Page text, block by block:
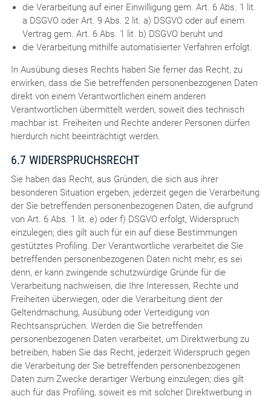
die Verarbeitung auf einer Einwilligung gem. Art. 6 Abs. 1 lit.
a DSGVO oder Art. 9 Abs. 2 lit. a) DSGVO oder auf einem
Vertrag gem. Art. 6 Abs. 1 lit. b) DSGVO beruht und
die Verarbeitung mithilfe automatisierter Verfahren erfolgt.
In Ausübung dieses Rechts haben Sie ferner das Recht, zu
erwirken, dass die Sie betreffenden personenbezogenen Daten
direkt von einem Verantwortlichen einem anderen
Verantwortlichen übermittelt werden, soweit dies technisch
machbar ist. Freiheiten und Rechte anderer Personen dürfen
hierdurch nicht beeinträchtigt werden.
6.7 WIDERSPRUCHSRECHT
Sie haben das Recht, aus Gründen, die sich aus ihrer
besonderen Situation ergeben, jederzeit gegen die Verarbeitung
der Sie betreffenden personenbezogenen Daten, die aufgrund
von Art. 6 Abs. 1 lit. e) oder f) DSGVO erfolgt, Widerspruch
einzulegen; dies gilt auch für ein auf diese Bestimmungen
gestütztes Profiling. Der Verantwortliche verarbeitet die Sie
betreffenden personenbezogenen Daten nicht mehr, es sei
denn, er kann zwingende schutzwürdige Gründe für die
Verarbeitung nachweisen, die Ihre Interessen, Rechte und
Freiheiten überwiegen, oder die Verarbeitung dient der
Geltendmachung, Ausübung oder Verteidigung von
Rechtsansprüchen. Werden die Sie betreffenden
personenbezogenen Daten verarbeitet, um Direktwerbung zu
betreiben, haben Sie das Recht, jederzeit Widerspruch gegen
die Verarbeitung der Sie betreffenden personenbezogenen
Daten zum Zwecke derartiger Werbung einzulegen; dies gilt
auch für das Profiling, soweit es mit solcher Direktwerbung in